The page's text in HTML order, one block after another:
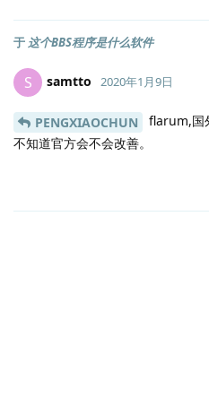
于 这个BBS程序是什么软件
S samtto 2020年1月9日
PENGXIAOCHUN
flarum,国
不知道官方会不会改善。